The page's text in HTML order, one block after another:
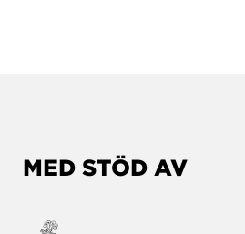
MED STÖD AV